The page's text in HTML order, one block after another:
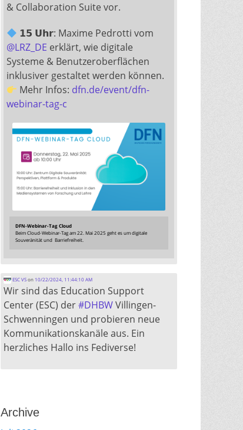
& Collaboration Suite vor.
𝟭𝟱 𝗨𝗵𝗿: Maxime Pedrotti vom
@LRZ_DE erklärt, wie digitale
Systeme & Benutzeroberflächen
inklusiver gestaltet werden können.
Mehr Infos: dfn.de/event/dfn-
webinar-tag-c
DFN-Webinar-Tag Cloud
Beim Cloud-Webinar-Tag am 22. Mai 2025 geht es um digitale
Souveränität und Barriefreiheit.
ESC VSon 10/22/2024, 11:44:10 AM
Wir sind das Education Support
Center (ESC) der#DHBWVillingen-
Schwenningen und probieren neue
Kommunikationskanäle aus. Ein
herzliches Hallo ins Fediverse!
Archive